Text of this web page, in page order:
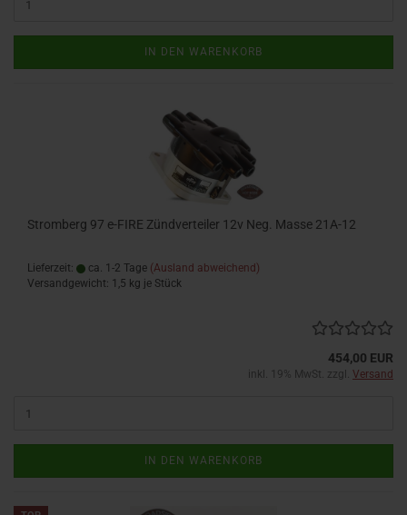
IN DEN WARENKORB
Stromberg 97 e-FIRE Zündverteiler 12v Neg. Masse 21A-12
Lieferzeit: ca. 1-2 Tage (Ausland abweichend)
Versandgewicht: 1,5 kg je Stück
454,00 EUR
inkl. 19% MwSt. zzgl. Versand
IN DEN WARENKORB